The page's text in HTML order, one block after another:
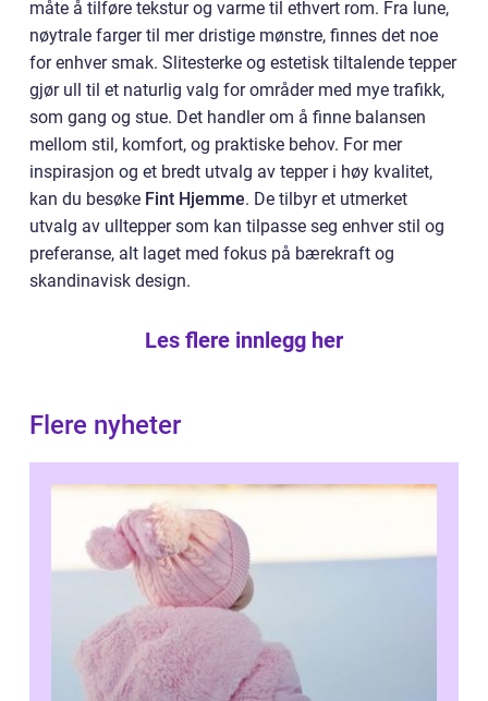
måte å tilføre tekstur og varme til ethvert rom. Fra lune,
nøytrale farger til mer dristige mønstre, finnes det noe
for enhver smak. Slitesterke og estetisk tiltalende tepper
gjør ull til et naturlig valg for områder med mye trafikk,
som gang og stue. Det handler om å finne balansen
mellom stil, komfort, og praktiske behov. For mer
inspirasjon og et bredt utvalg av tepper i høy kvalitet,
kan du besøke Fint Hjemme. De tilbyr et utmerket
utvalg av ulltepper som kan tilpasse seg enhver stil og
preferanse, alt laget med fokus på bærekraft og
skandinavisk design.
Les flere innlegg her
Flere nyheter